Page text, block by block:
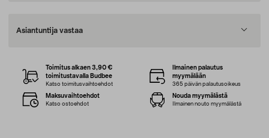
Asiantuntija vastaa
Toimitus alkaen 3,90 €
toimitustavalla Budbee
Katso toimitusvaihtoehdot
Ilmainen palautus
myymälään
365 päivän palautusoikeus
Maksuvaihtoehdot
Katso ostoehdot
Nouda myymälästä
Ilmainen nouto myymälästä